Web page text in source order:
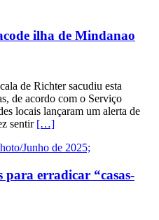
ilha de Mindanao
de Richter sacudiu esta
de acordo com o Serviço
locais lançaram um alerta de
sentir […]
erradicar “casas-